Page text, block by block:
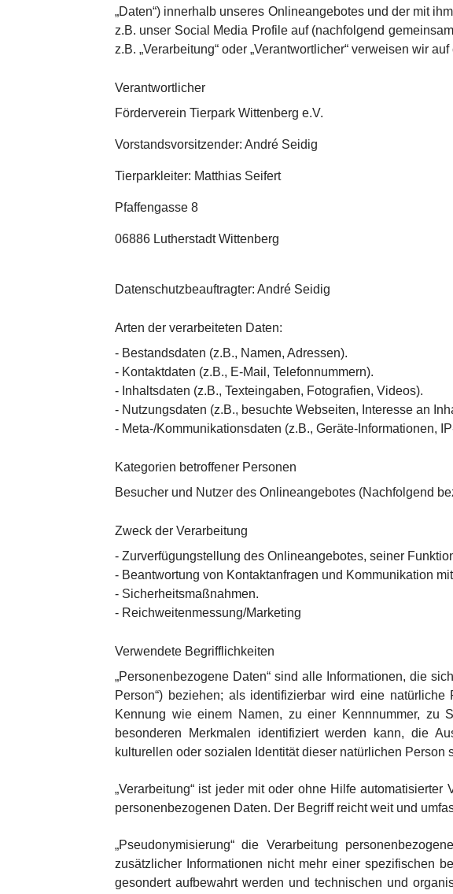
„Daten“) innerhalb unseres Onlineangebotes und der mit
z.B. unser Social Media Profile auf (nachfolgend
z.B. „Verarbeitung“ oder „Verantwortlicher“ verweisen wir
Verantwortlicher
Förderverein Tierpark Wittenberg e.V.
Vorstandsvorsitzender: André Seidig
Tierparkleiter: Matthias Seifert
Pfaffengasse 8
06886 Lutherstadt Wittenberg
Datenschutzbeauftragter: André Seidig
Arten der verarbeiteten Daten:
- Bestandsdaten (z.B., Namen, Adressen).
- Kontaktdaten (z.B., E-Mail, Telefonnummern).
- Inhaltsdaten (z.B., Texteingaben, Fotografien, Videos).
- Nutzungsdaten (z.B., besuchte Webseiten, Interesse an
- Meta-/Kommunikationsdaten (z.B., Geräte-Informationen,
Kategorien betroffener Personen
Besucher und Nutzer des Onlineangebotes (Nachfolgend
Zweck der Verarbeitung
- Zurverfügungstellung des Onlineangebotes, seiner
- Beantwortung von Kontaktanfragen und Kommunikation
- Sicherheitsmaßnahmen.
- Reichweitenmessung/Marketing
Verwendete Begrifflichkeiten
„Personenbezogene Daten“ sind alle Informationen, die
Person“) beziehen; als identifizierbar wird eine
Kennung wie einem Namen, zu einer Kennnummer, zu
besonderen Merkmalen identifiziert werden kann, die
kulturellen oder sozialen Identität dieser natürlichen Person
„Verarbeitung“ ist jeder mit oder ohne Hilfe
personenbezogenen Daten. Der Begriff reicht weit und
„Pseudonymisierung“ die Verarbeitung
zusätzlicher Informationen nicht mehr einer spezifischen
gesondert aufbewahrt werden und technischen und